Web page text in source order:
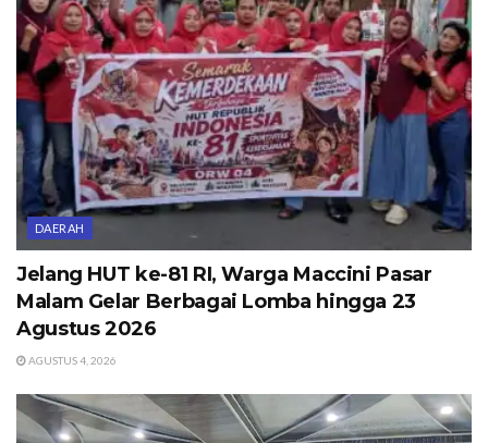
DAERAH
Jelang HUT ke-81 RI, Warga Maccini Pasar
Malam Gelar Berbagai Lomba hingga 23
Agustus 2026
AGUSTUS 4, 2026